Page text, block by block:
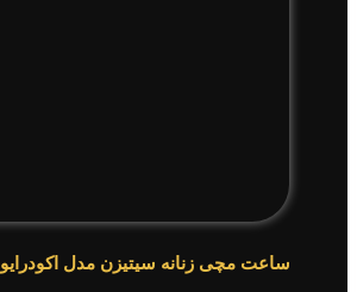
ساعت مچی زنانه سیتیزن مدل اکودرایو EW2294-61L